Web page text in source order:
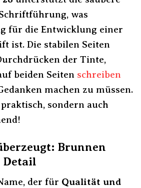
was
für die Entwicklung einer
ist. Die stabilen Seiten
der Tinte,
beiden Seiten schreiben
machen zu müssen.
sondern auch
Brunnen
Detail
der für Qualität und